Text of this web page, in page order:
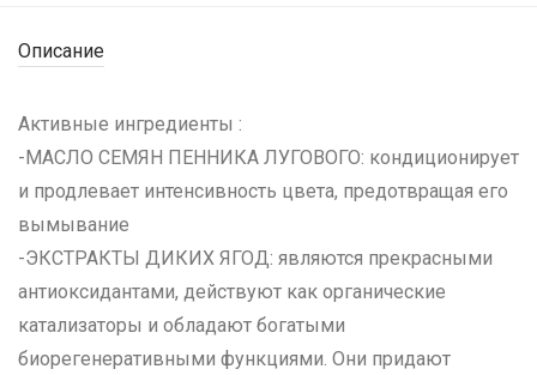
Описание
Активные ингредиенты :
-МАСЛО СЕМЯН ПЕННИКА ЛУГОВОГО: кондиционирует
и продлевает интенсивность цвета, предотвращая его
вымывание
-ЭКСТРАКТЫ ДИКИХ ЯГОД: являются прекрасными
антиоксидантами, действуют как органические
катализаторы и обладают богатыми
биорегенеративными функциями. Они придают